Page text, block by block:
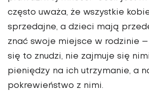
często uważa, że wszystkie
sprzedajne, a dzieci mają
znać swoje miejsce w rodzinie
się to znudzi, nie zajmuje się
pieniędzy na ich utrzymanie, a
pokrewieństwo z nimi.